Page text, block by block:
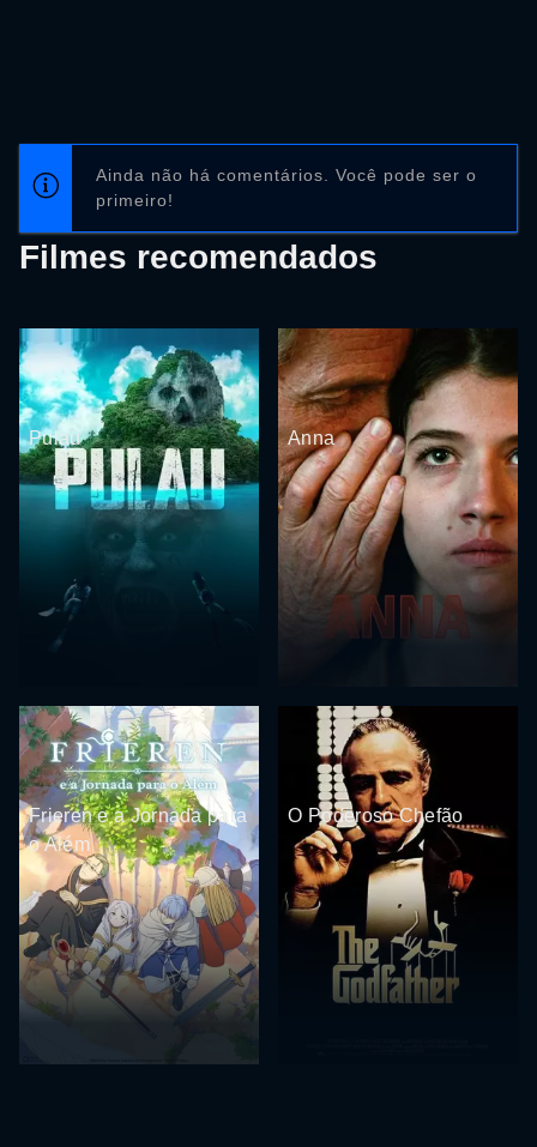
Ainda não há comentários. Você pode ser o
primeiro!
Filmes recomendados
Pulau Anna
Frieren e a Jornada para
o Além
O Poderoso Chefão